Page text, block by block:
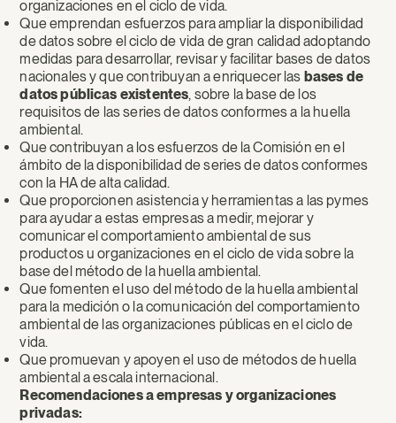
organizaciones en el ciclo de vida.
Que emprendan esfuerzos para ampliar la disponibilidad
de datos sobre el ciclo de vida de gran calidad adoptando
medidas para desarrollar, revisar y facilitar bases de datos
nacionales y que contribuyan a enriquecer las bases de
datos públicas existentes, sobre la base de los
requisitos de las series de datos conformes a la huella
ambiental.
Que contribuyan a los esfuerzos de la Comisión en el
ámbito de la disponibilidad de series de datos conformes
con la HA de alta calidad.
Que proporcionen asistencia y herramientas a las pymes
para ayudar a estas empresas a medir, mejorar y
comunicar el comportamiento ambiental de sus
productos u organizaciones en el ciclo de vida sobre la
base del método de la huella ambiental.
Que fomenten el uso del método de la huella ambiental
para la medición o la comunicación del comportamiento
ambiental de las organizaciones públicas en el ciclo de
vida.
Que promuevan y apoyen el uso de métodos de huella
ambiental a escala internacional.
Recomendaciones a empresas y organizaciones
privadas: